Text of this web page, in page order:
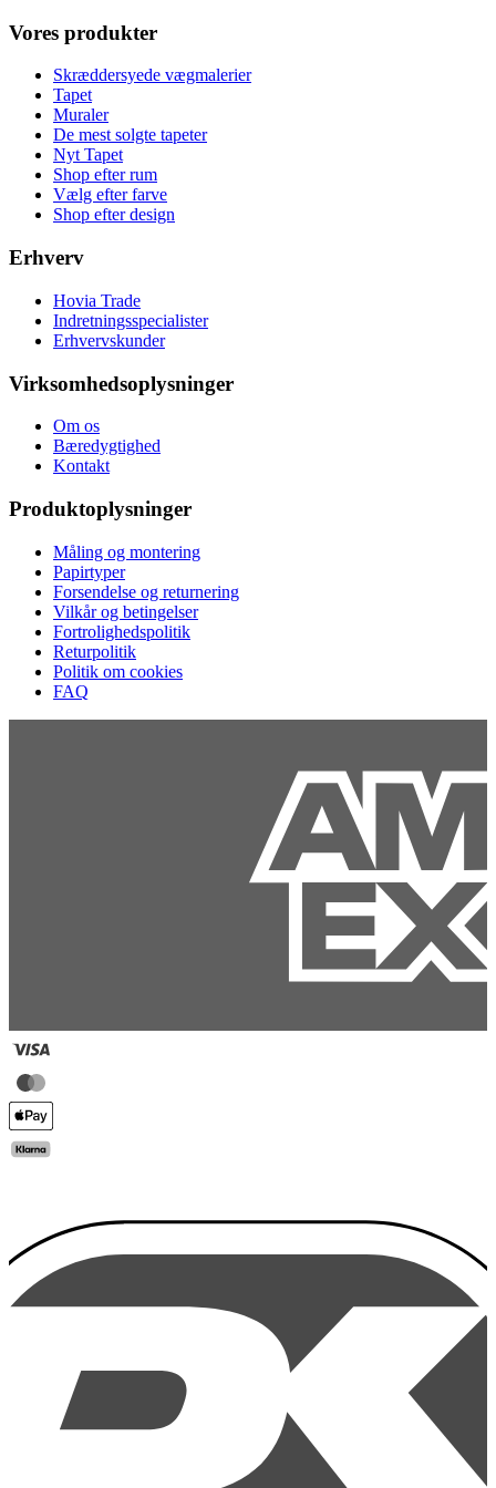
Vores produkter
Skræddersyede vægmalerier
Tapet
Muraler
De mest solgte tapeter
Nyt Tapet
Shop efter rum
Vælg efter farve
Shop efter design
Erhverv
Hovia Trade
Indretningsspecialister
Erhvervskunder
Virksomhedsoplysninger
Om os
Bæredygtighed
Kontakt
Produktoplysninger
Måling og montering
Papirtyper
Forsendelse og returnering
Vilkår og betingelser
Fortrolighedspolitik
Returpolitik
Politik om cookies
FAQ